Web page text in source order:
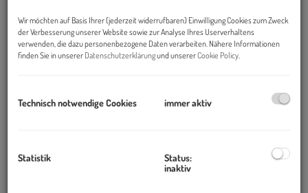
Beschreibung
Objekt und Lage:
Wiener Innenstadt mit dem vielseitigen Angebot des Viertels rund
um Wien Mitte, den Stadtpark und den Donaukanal.
Wir möchten auf Basis Ihrer (jederzeit widerrufbaren) Einwilligung Cookies zum Zweck
der Verbesserung unserer Website sowie zur Analyse Ihres Userverhaltens
verwenden, die dazu personenbezogene Daten verarbeiten. Nähere Informationen
finden Sie in unserer Datenschutzerklärungund unsererCookie Policy.
Technisch notwendige Cookies immer aktiv
Statistik
Status:
inaktiv